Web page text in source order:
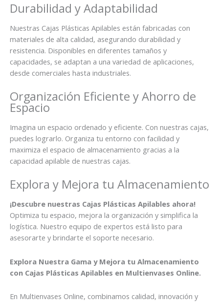
Durabilidad y Adaptabilidad
Nuestras Cajas Plásticas Apilables están fabricadas con
materiales de alta calidad, asegurando durabilidad y
resistencia. Disponibles en diferentes tamaños y
capacidades, se adaptan a una variedad de aplicaciones,
desde comerciales hasta industriales.
Organización Eficiente y Ahorro de
Espacio
Imagina un espacio ordenado y eficiente. Con nuestras cajas,
puedes lograrlo. Organiza tu entorno con facilidad y
maximiza el espacio de almacenamiento gracias a la
capacidad apilable de nuestras cajas.
Explora y Mejora tu Almacenamiento
¡Descubre nuestras Cajas Plásticas Apilables ahora!
Optimiza tu espacio, mejora la organización y simplifica la
logística. Nuestro equipo de expertos está listo para
asesorarte y brindarte el soporte necesario.
Explora Nuestra Gama y Mejora tu Almacenamiento
con Cajas Plásticas Apilables en Multienvases Online.
En Multienvases Online, combinamos calidad, innovación y